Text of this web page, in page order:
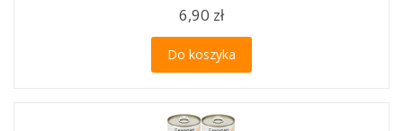
6,90 zł
Do koszyka